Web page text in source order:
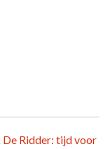
De Ridder: tijd voor